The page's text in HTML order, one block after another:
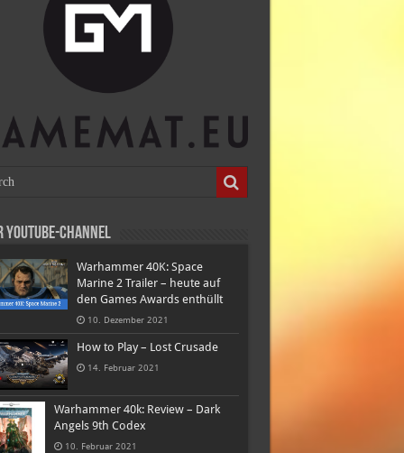
Youtube-Channel
Warhammer 40K: Space
Marine 2 Trailer – heute auf
den Games Awards enthüllt
10. Dezember 2021
How to Play – Lost Crusade
14. Februar 2021
Warhammer 40k: Review – Dark
Angels 9th Codex
10. Februar 2021